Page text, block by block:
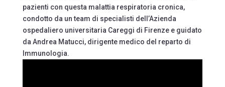
pazienti con questa malattia respiratoria cronica,
condotto da un team di specialisti dell’Azienda
ospedaliero universitaria Careggi di Firenze e guidato
da Andrea Matucci, dirigente medico del reparto di
Immunologia.